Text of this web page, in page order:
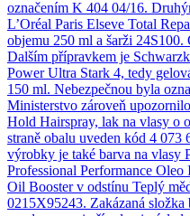
označením K 404 04/16.
L’Oréal Paris Elseve Total
objemu 250 ml a šarži
Dalším přípravkem je
Power Ultra Stark 4, tedy
150 ml. Nebezpečnou byla
Ministerstvo zároveň
Hold Hairspray, lak na vlasy o
straně obalu uveden kód 4
výrobky je také barva na vlasy
Professional Performance
Oil Booster v odstínu Teplý
0215X95243. Zakázaná složka